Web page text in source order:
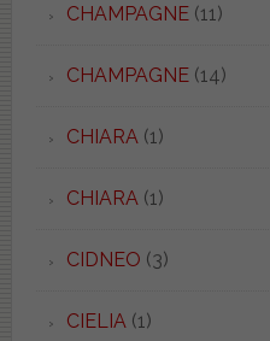
CHAMPAGNE(11)
CHAMPAGNE(14)
CHIARA (1)
CHIARA (1)
CIDNEO (3)
CIELIA (1)